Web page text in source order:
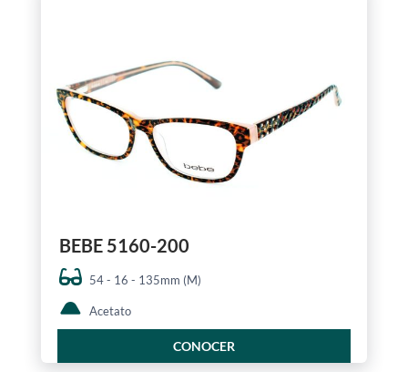
BEBE 5160-200
54 - 16 - 135mm (M)
Acetato
CONOCER